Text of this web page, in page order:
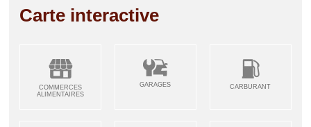
Carte interactive
COMMERCES
ALIMENTAIRES
GARAGES CARBURANT